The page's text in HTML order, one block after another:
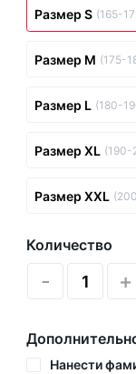
Размер S (165-
Размер M (175-
Размер L (180-
Размер XL (190-
Размер XXL
Количество
- +
Нанести